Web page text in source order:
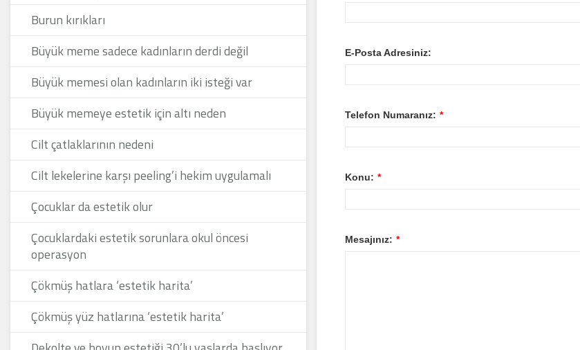
E-Posta Adresiniz:
Telefon Numaranız: *
Konu: *
Mesajınız: *
Burun kırıkları
Büyük meme sadece kadınların derdi değil
Büyük memesi olan kadınların iki isteği var
Büyük memeye estetik için altı neden
Cilt çatlaklarının nedeni
Cilt lekelerine karşı peeling’i hekim uygulamalı
Çocuklar da estetik olur
Çocuklardaki estetik sorunlara okul öncesi
operasyon
Çökmüş hatlara ‘estetik harita’
Çökmüş yüz hatlarına ‘estetik harita’